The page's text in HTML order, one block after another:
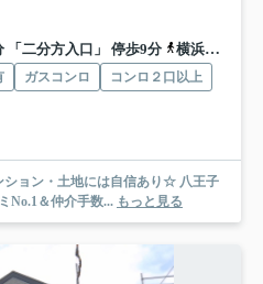
「二分方入口」 停歩9分
横浜線「八王子」駅 バス24分 「二分方入口」 停歩9分
ガスコンロ
コンロ２口以上
ン・土地には自信あり☆ 八王子
No.1＆仲介手数... もっと見る